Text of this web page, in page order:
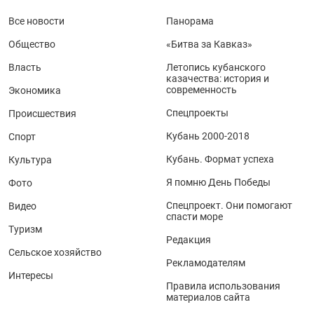
Все новости
Общество
Власть
Экономика
Происшествия
Спорт
Культура
Фото
Видео
Туризм
Сельское хозяйство
Интересы
Панорама
«Битва за Кавказ»
Летопись кубанского
казачества: история и
современность
Спецпроекты
Кубань 2000-2018
Кубань. Формат успеха
Я помню День Победы
Спецпроект. Они помогают
спасти море
Редакция
Рекламодателям
Правила использования
материалов сайта